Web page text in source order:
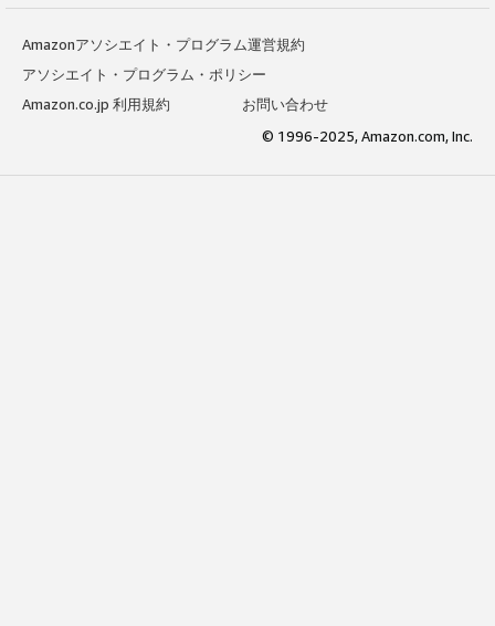
Amazonアソシエイト・プログラム運営規約
アソシエイト・プログラム・ポリシー
Amazon.co.jp 利用規約
お問い合わせ
© 1996-2025, Amazon.com, Inc.